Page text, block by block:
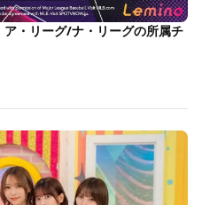
・リーグ/ナ・リーグの所属チ